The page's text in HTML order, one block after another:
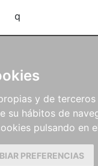
y de
su hábitos de
pulsando en
PREFERENCIAS
b